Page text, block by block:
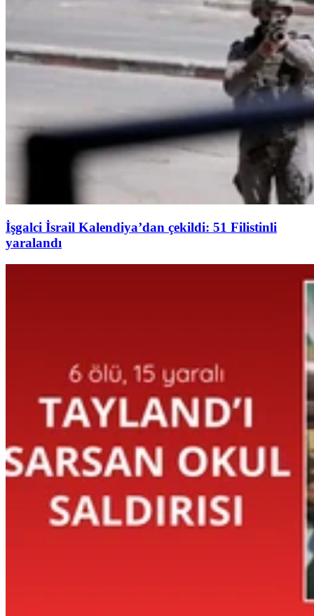
İşgalci İsrail Kalendiya’dan çekildi: 51 Filistinli
yaralandı